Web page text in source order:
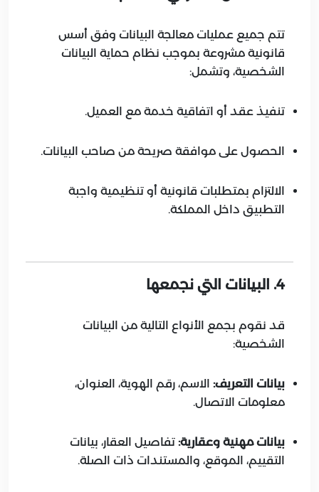
تتم جميع عمليات معالجة البيانات وفق أسس
قانونية مشروعة بموجب نظام حماية البيانات
الشخصية، وتشمل:
تنفيذ عقد أو اتفاقية خدمة مع العميل.
الحصول على موافقة صريحة من صاحب البيانات.
الالتزام بمتطلبات قانونية أو تنظيمية واجبة
التطبيق داخل المملكة.
4. البيانات التي نجمعها
قد نقوم بجمع الأنواع التالية من البيانات
الشخصية:
بيانات التعريف: الاسم، رقم الهوية، العنوان،
معلومات الاتصال.
بيانات مهنية وعقارية: تفاصيل العقار، بيانات
التقييم، الموقع، والمستندات ذات الصلة.